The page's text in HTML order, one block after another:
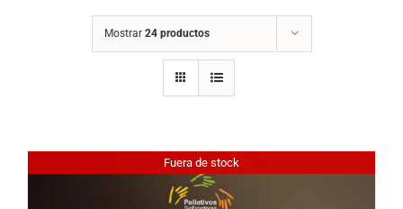
Mostrar 24 productos
Fuera de stock